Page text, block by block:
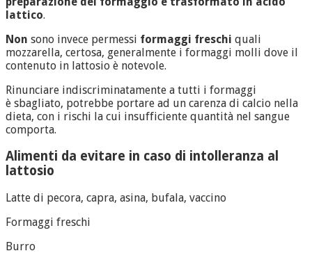
lattico.
Non sono invece permessi formaggi freschi quali
mozzarella, certosa, generalmente i formaggi molli dove il
contenuto in lattosio è notevole.
Rinunciare indiscriminatamente a tutti i formaggi
è sbagliato, potrebbe portare ad un carenza di calcio nella
dieta, con i rischi la cui insufficiente quantità nel sangue
comporta.
Alimenti da evitare in caso di intolleranza al
lattosio
Latte di pecora, capra, asina, bufala, vaccino
Formaggi freschi
Burro